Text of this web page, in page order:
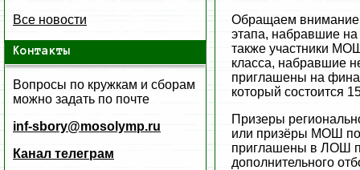
Все новости
Контакты
Вопросы по кружкам и сборам
можно задать по почте
inf-sbory@mosolymp.ru
Канал телеграм
Обращаем внимание,
этапа, набравшие
также участники
класса, набравшие
приглашены на
который состоится
Призеры
или призёры МОШ по
приглашены в ЛОШ
дополнительного